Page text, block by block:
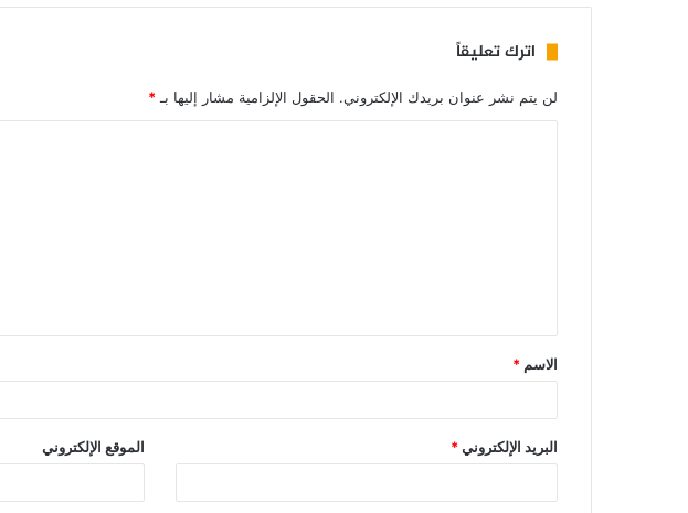
اترك تعليقاً
لن يتم نشر عنوان بريدك الإلكتروني. الحقول الإلزامية مشار إليها بـ *
الاسم *
البريد الإلكتروني* الموقع الإلكتروني